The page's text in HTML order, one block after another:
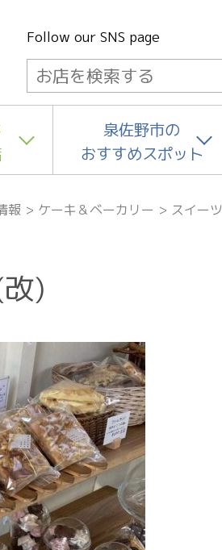
Follow our SNS page
泉佐野市の
おすすめスポット
報 > ケーキ＆ベーカリー > スイーツ
)